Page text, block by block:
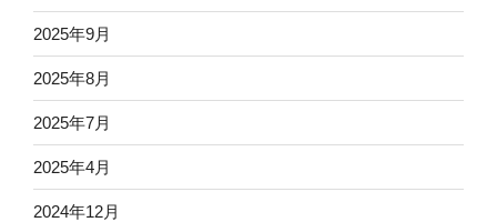
2025年9月
2025年8月
2025年7月
2025年4月
2024年12月